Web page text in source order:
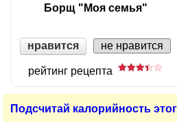
Борщ "Моя семья"
нравится не нравится
рейтинг рецепта
Подсчитай калорийность